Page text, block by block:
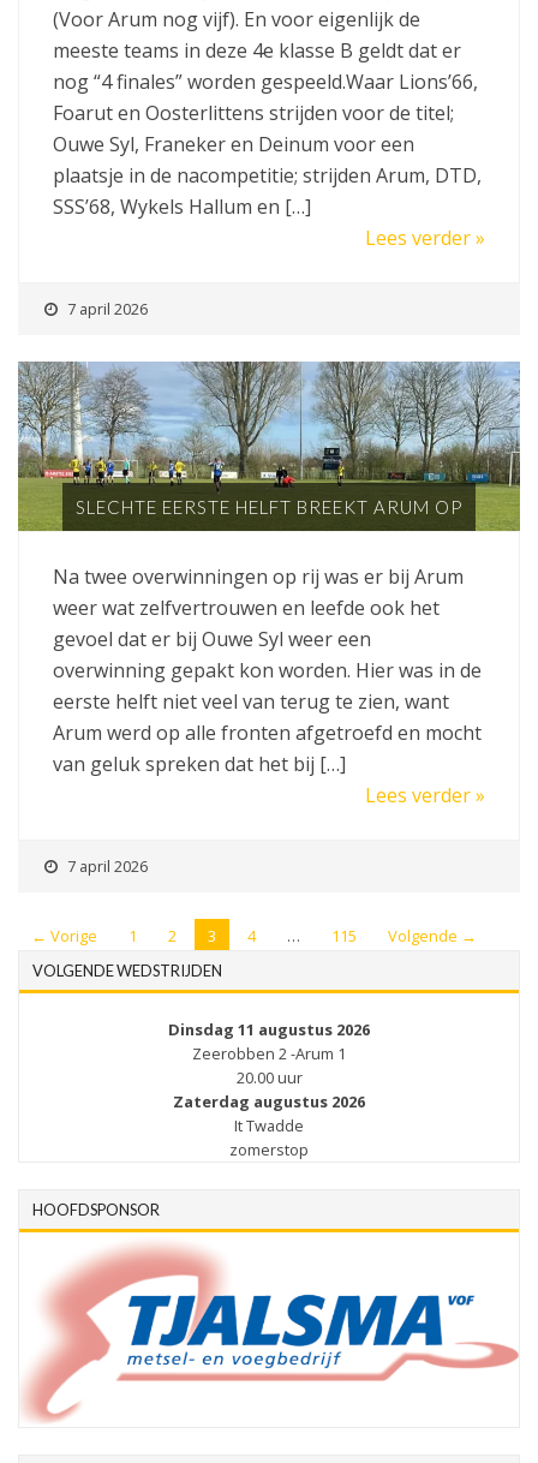
(Voor Arum nog vijf). En voor eigenlijk de
meeste teams in deze 4e klasse B geldt dat er
nog “4 finales” worden gespeeld.Waar Lions’66,
Foarut en Oosterlittens strijden voor de titel;
Ouwe Syl, Franeker en Deinum voor een
plaatsje in de nacompetitie; strijden Arum, DTD,
SSS’68, Wykels Hallum en […]
Lees verder »
7 april 2026
SLECHTE EERSTE HELFT BREEKT ARUM OP
Na twee overwinningen op rij was er bij Arum
weer wat zelfvertrouwen en leefde ook het
gevoel dat er bij Ouwe Syl weer een
overwinning gepakt kon worden. Hier was in de
eerste helft niet veel van terug te zien, want
Arum werd op alle fronten afgetroefd en mocht
van geluk spreken dat het bij […]
Lees verder »
7 april 2026
← Vorige 1 2 3 4 … 115 Volgende →
VOLGENDE WEDSTRIJDEN
Dinsdag 11 augustus 2026
Zeerobben 2 -Arum 1
20.00 uur
Zaterdag augustus 2026
It Twadde
zomerstop
HOOFDSPONSOR